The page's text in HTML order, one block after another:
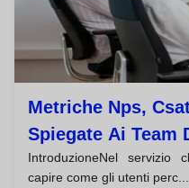
Metriche Nps,
Spiegate Ai Team
Clienti
IntroduzioneNel servizio
capire come gli utenti perc...